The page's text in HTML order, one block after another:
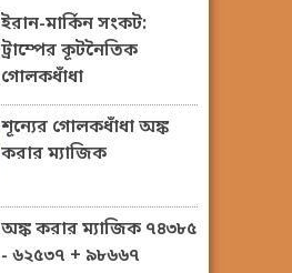
ইরান-মার্কিন সংকট:
ট্রাম্পের কূটনৈতিক
গোলকধাঁধা
শূন্যের গোলকধাঁধা অঙ্ক
করার ম্যাজিক
অঙ্ক করার ম্যাজিক ৭৪৩৮৫
- ৬২৫৩৭ + ৯৮৬৬৭